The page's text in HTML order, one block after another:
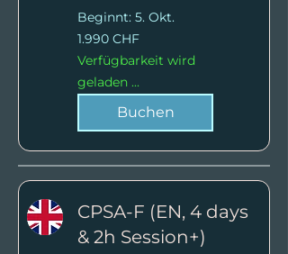
Beginnt: 5. Okt.
1.990
Schweizer
Franken
1.990 CHF
Verfügbarkeit wird
geladen ...
Buchen
CPSA-F (EN, 4 days
& 2h Session+)